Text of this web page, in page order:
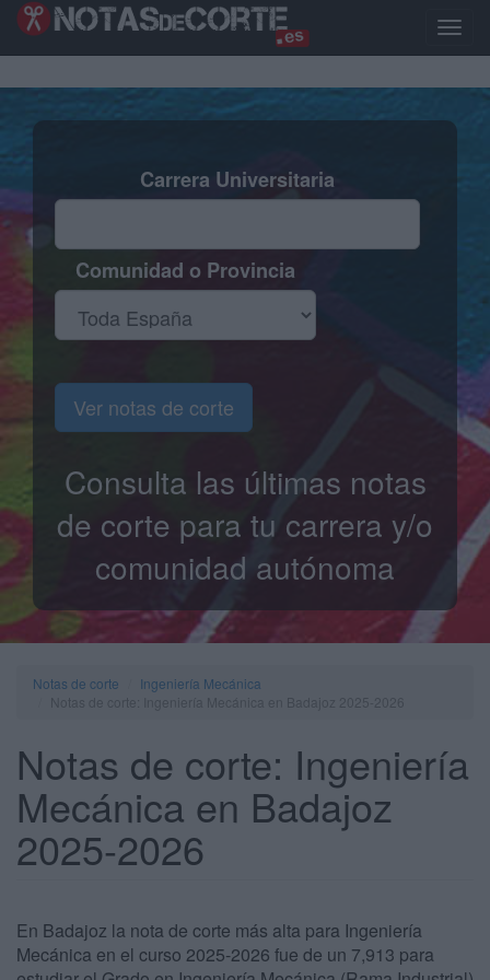
Pasar
Toggle
Carrera Universitaria
Comunidad o Provincia
Ver notas de corte
Consulta las últimas notas
de corte para tu carrera y/o
comunidad autónoma
Notas de corte
Ingeniería Mecánica
Notas de corte: Ingeniería
Mecánica en Badajoz
2025-2026
En Badajoz la nota de corte más alta para Ingeniería
Mecánica en el curso 2025-2026 fue de un 7,913 para